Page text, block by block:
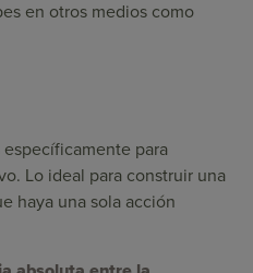
en otros medios como
específicamente para
Lo ideal para construir una
haya una sola acción